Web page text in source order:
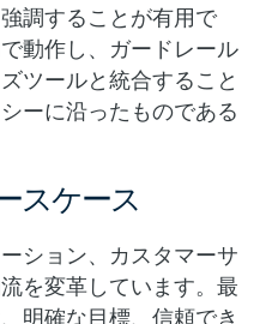
調することが有用で
動作し、ガードレール
ツールと統合すること
ーに沿ったものである
スケース
ション、カスタマーサ
を変革しています。最
明確な目標、信頼でき